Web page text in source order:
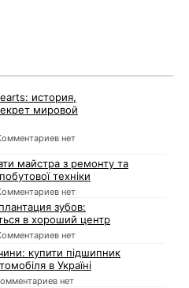
история,
мировой
нет
майстра з ремонту та
техніки
нет
зубов:
в хороший центр
нет
купити підшипник
в Україні
нет